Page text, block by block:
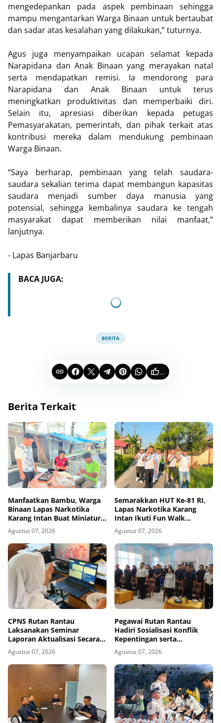
mengedepankan pada aspek pembinaan sehingga
mampu mengantarkan Warga Binaan untuk bertaubat
dan sadar atas kesalahan yang dilakukan,” tuturnya.
Agus juga menyampaikan ucapan selamat kepada
Narapidana dan Anak Binaan yang merayakan natal
serta mendapatkan remisi. Ia mendorong para
Narapidana dan Anak Binaan untuk terus
meningkatkan produktivitas dan memperbaiki diri.
Selain itu, apresiasi diberikan kepada petugas
Pemasyarakatan, pemerintah, dan pihak terkait atas
kontribusi mereka dalam mendukung pembinaan
Warga Binaan.
“Saya berharap, pembinaan yang telah saudara-
saudara sekalian terima dapat membangun kapasitas
saudara menjadi sumber daya manusia yang
potensial, sehingga kembalinya saudara ke tengah
masyarakat dapat memberikan nilai manfaat,”
lanjutnya.
- Lapas Banjarbaru
BACA JUGA:
BERITA
...
Berita Terkait
Manfaatkan Bambu, Warga
Binaan Lapas Narkotika
Karang Intan Buat Miniatur
Gantungan Kunci Abjad
Agustus 07, 2026
Semarakkan HUT Ke-81 RI,
Lapas Narkotika Karang
Intan Ikuti Fun Walk
Kemenimipas Kalsel
Agustus 07, 2026
CPNS Rutan Rantau
Laksanakan Seminar
Laporan Aktualisasi Secara
Virtual
Agustus 07, 2026
Pegawai Rutan Rantau
Hadiri Sosialisasi Konflik
Kepentingan serta
Monitoring dan Evaluasi
Caraka LHKAN di Kanwil
Ditjenpas Kalsel
Agustus 07, 2026